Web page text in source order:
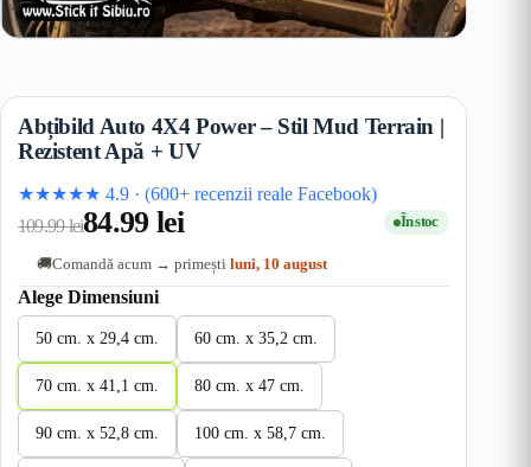
Abțibild Auto 4X4 Power – Stil Mud Terrain |
Rezistent Apă + UV
★★★★★ 4.9 · (600+ recenzii reale Facebook)
109.99lei84.99 lei În stoc
🚚Comandă acum → primești luni, 10 august
Alege Dimensiuni
50 cm. x 29,4 cm. 60 cm. x 35,2 cm.
70 cm. x 41,1 cm. 80 cm. x 47 cm.
90 cm. x 52,8 cm. 100 cm. x 58,7 cm.